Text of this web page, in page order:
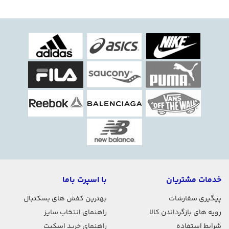
وزن بسته بندی
165 گرم
پارچه+کش لاکرا
قابلیت شستشو
155 گرم
ابعاد
12 اینچ(30 سانتی متر)
خدمات مشتریان
پیگیری سفارشات
رویه های بازگرداندن کالا
شرایط استفاده
با اسپرت باما
بهترین کفش های بسکتبال
راهنمای انتخاب سایز
راهنمای خرید اسکیت